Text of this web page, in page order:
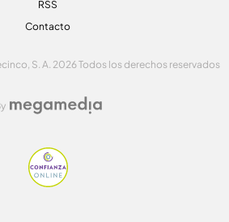
RSS
Contacto
S. A. 2026 Todos los derechos reservados